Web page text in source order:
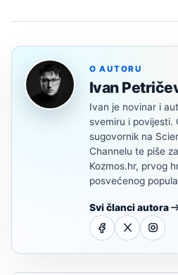
O AUTORU
Ivan
Ivan je novinar i
svemiru i povijesti.
sugovornik na
Channelu te piše
Kozmos.hr, prvog
posvećenog
Svi članci autora